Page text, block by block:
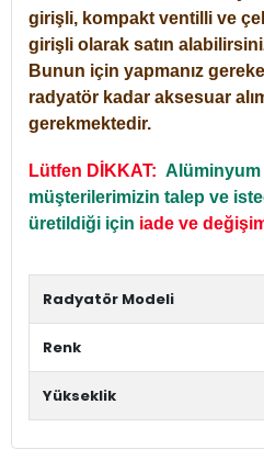
girişli, kompakt ventilli ve
girişli olarak satın
Bunun için yapmanız
radyatör kadar aksesuar
gerekmektedir.
Lütfen DİKKAT:
müşterilerimizin talep ve
üretildiği için iade ve
Radyatör Modeli
Renk
Yükseklik